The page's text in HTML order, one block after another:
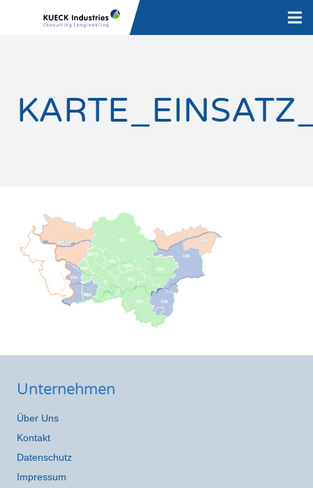
Unternehmen
Über Uns
Kontakt
Datenschutz
Impressum